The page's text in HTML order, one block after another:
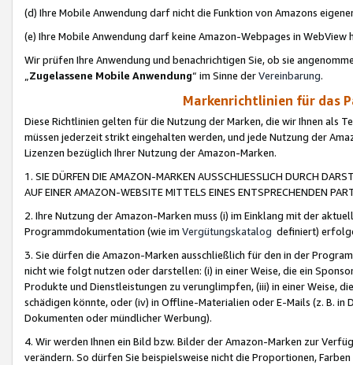
(d) Ihre Mobile Anwendung darf nicht die Funktion von Amazons
(e) Ihre Mobile Anwendung darf keine Amazon-Webpages in WebView
Wir prüfen Ihre Anwendung und benachrichtigen Sie, ob sie
„Zugelassene Mobile Anwendung“ im Sinne derVereinbarung.
Markenrichtlinien für das
Diese Richtlinien gelten für die Nutzung der Marken, die wir Ihnen als
müssen jederzeit strikt eingehalten werden, und jede Nutzung der
Lizenzen bezüglich Ihrer Nutzung der Amazon-Marken.
1. SIE DÜRFEN DIE AMAZON-MARKEN AUSSCHLIESSLICH DURCH
AUF EINER AMAZON-WEBSITE MITTELS EINES ENTSPRECHENDEN
2. Ihre Nutzung der Amazon-Marken muss (i) im Einklang mit der
Programmdokumentation (wie im Vergütungskatalog definiert)
3. Sie dürfen die Amazon-Marken ausschließlich für den in der
nicht wie folgt nutzen oder darstellen: (i) in einer Weise, die ein
Produkte und Dienstleistungen zu verunglimpfen, (iii) in einer Weise,
schädigen könnte, oder (iv) in Offline-Materialien oder E-Mails (z. B. in
Dokumenten oder mündlicher Werbung).
4. Wir werden Ihnen ein Bild bzw. Bilder der Amazon-Marken zur
verändern. So dürfen Sie beispielsweise nicht die Proportionen,